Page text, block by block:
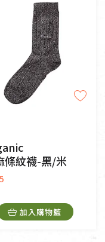
條紋襪-黑/米
加入購物籃